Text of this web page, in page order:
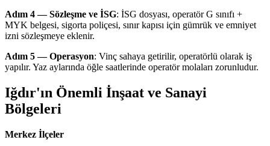
Adım 4 — Sözleşme ve İSG: İSG dosyası, operatör G sınıfı +
MYK belgesi, sigorta poliçesi, sınır kapısı için gümrük ve emniyet
izni sözleşmeye eklenir.
Adım 5 — Operasyon: Vinç sahaya getirilir, operatörlü olarak iş
yapılır. Yaz aylarında öğle saatlerinde operatör molaları zorunludur.
Iğdır'ın Önemli İnşaat ve Sanayi
Bölgeleri
Merkez İlçeler